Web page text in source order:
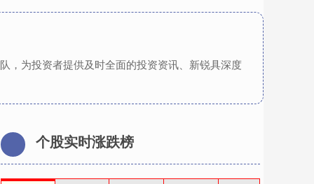
，为投资者提供及时全面的投资资讯、新锐具深度
个股实时涨跌榜